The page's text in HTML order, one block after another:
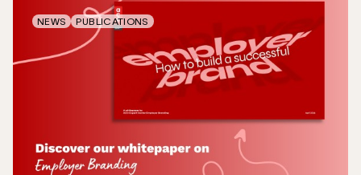
NEWS PUBLICATIONS